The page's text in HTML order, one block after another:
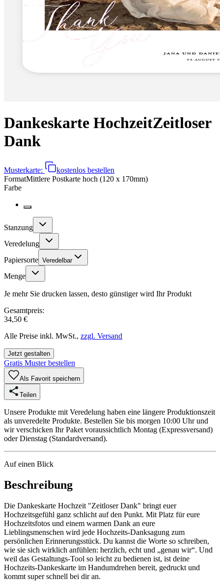
Dankeskarte HochzeitZeitloser
Dank
Musterkarte:
kostenlos bestellen
FormatMittlere Postkarte hoch (120 x 170mm)
Farbe
Stanzung
Veredelung
Papiersorte Veredelbar
Menge
Je mehr Sie drucken lassen, desto günstiger wird Ihr Produkt
Gesamtpreis:
34,50 €
Alle Preise inkl. MwSt., zzgl. Versand
Jetzt gestalten
Gratis Muster bestellen
Als Favorit speichern
Teilen
Unsere Produkte mit Veredelung haben eine längere Produktionszeit
als unveredelte Produkte. Bestellen Sie bis morgen 10:00 Uhr und
wir verschicken Ihr Paket voraussichtlich Montag (Expressversand)
oder Dienstag (Standardversand).
Auf einen Blick
Beschreibung
Die Dankeskarte Hochzeit "Zeitloser Dank" bringt euer
Hochzeitsgefühl ganz schlicht auf den Punkt. Mit Platz für eure
Hochzeitsfotos und einem warmen Dank an eure
Lieblingsmenschen wird jede Hochzeits-Danksagung zum
persönlichen Erinnerungsstück. Du kannst die Worte so schreiben,
wie sie sich wirklich anfühlen: herzlich, echt und „genau wir“. Und
weil das Gestaltungs-Tool so leicht zu bedienen ist, ist deine
Hochzeits-Dankeskarte im Handumdrehen bereit, gedruckt und
kommt super schnell bei dir an.